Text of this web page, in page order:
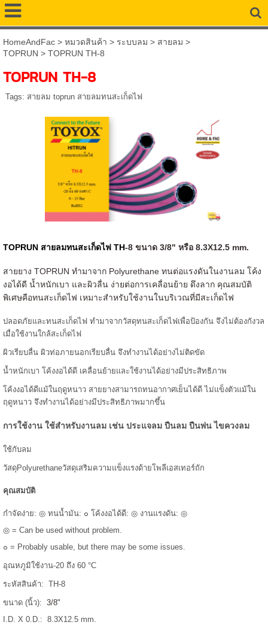
HomeAndFac> หมวดสินค้า > ระบบลม > สายลม >
TOPRUN > TOPRUN TH-8
TOPRUN TH-8
Tags: สายลม toprun สายลมทนสะเก็ดไฟ
TOPRUN สายลมทนสะเก็ดไฟ TH-8 ขนาด 3/8" หรือ 8.3X12.5 mm.
สายยาง TOPRUN ทำมาจาก Polyurethane ทนต่อแรงดันในงานลม โค้ง
งอได้ดี น้ำหนักเบา และผิวลื่น ง่ายต่อการเคลื่อนย้าย ดึงลาก คุณสมบัติ
พิเศษคือทนสะเก็ดไฟ เหมาะสำหรับใช้งานในบริเวณที่มีสะเก็ดไฟ
ปลอดภัยและทนสะเก็ดไฟ ทำมาจากวัสดุทนสะเก็ดไฟเพื่อป้องกัน จึงไม่ต้องกังวล
เมื่อใช้งานใกล้สะเก็ดไฟ
ผิวเรียบลื่น ผิวท่อภายนอกเรียบลื่น จึงทำงานได้อย่างไม่ติดขัด
น้ำหนักเบา โค้งงอได้ดี เคลื่อนย้ายและใช้งานได้อย่างมีประสิทธิภาพ
โค้งงอได้ดีแม้ในฤดูหนาว สายยางสามารถทนอากาศเย็นได้ดี ไม่แข็งตัวแม้ใน
ฤดูหนาว จึงทำงานได้อย่างมีประสิทธิภาพมากขึ้น
การใช้งาน ใช้สำหรับงานลม เช่น ประแจลม ปืนลม ปืนพ่น ไขควงลม
ใช้กับลม
วัสดุPolyurethaneวัสดุเสริมความแข็งแรงด้ายโพลีเอสเทอร์ถัก
คุณสมบัติ
กำจัดง่าย: ◎ ทนน้ำมัน: ๐ โค้งงอได้ดี: ◎ งานแรงดัน: ◎
◎ = Can be used without problem.
๐ = Probably usable, but there may be some issues.
อุณหภูมิใช้งาน-20 ถึง 60 °C
ระหัสสินค้า: TH-8
ขนาด (นิ้ว): 3/8"
I.D. X 0.D.: 8.3X12.5 mm.